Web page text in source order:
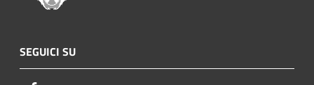
SEGUICI SU